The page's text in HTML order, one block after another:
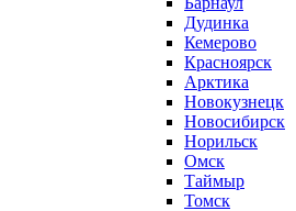
Дудинка
Кемерово
Красноярск
Арктика
Новокузнецк
Новосибирск
Норильск
Омск
Таймыр
Томск